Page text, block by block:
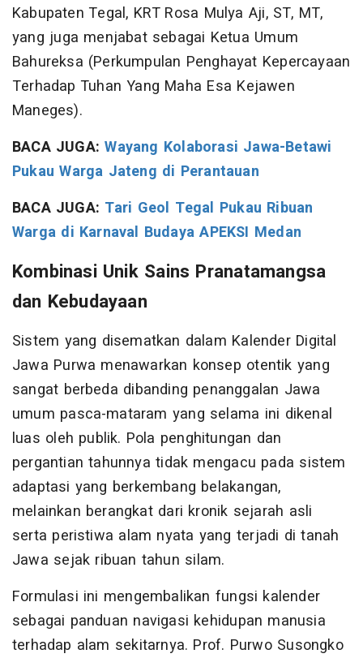
Kabupaten Tegal, KRT Rosa Mulya Aji, ST, MT,
yang juga menjabat sebagai Ketua Umum
Bahureksa (Perkumpulan Penghayat Kepercayaan
Terhadap Tuhan Yang Maha Esa Kejawen
Maneges).
BACA JUGA:Wayang Kolaborasi Jawa-Betawi
Pukau Warga Jateng di Perantauan
BACA JUGA: Tari Geol Tegal Pukau Ribuan
Warga di Karnaval Budaya APEKSI Medan
Kombinasi Unik Sains Pranatamangsa
dan Kebudayaan
Sistem yang disematkan dalam Kalender Digital
Jawa Purwa menawarkan konsep otentik yang
sangat berbeda dibanding penanggalan Jawa
umum pasca-mataram yang selama ini dikenal
luas oleh publik. Pola penghitungan dan
pergantian tahunnya tidak mengacu pada sistem
adaptasi yang berkembang belakangan,
melainkan berangkat dari kronik sejarah asli
serta peristiwa alam nyata yang terjadi di tanah
Jawa sejak ribuan tahun silam.
Formulasi ini mengembalikan fungsi kalender
sebagai panduan navigasi kehidupan manusia
terhadap alam sekitarnya. Prof. Purwo Susongko